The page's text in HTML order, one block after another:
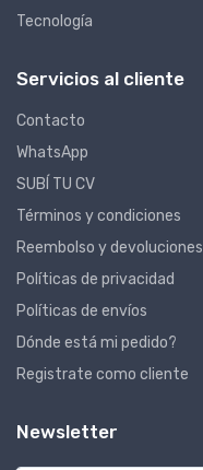
Tecnología
Servicios al cliente
Contacto
WhatsApp
SUBÍ TU CV
Términos y condiciones
Reembolso y devoluciones
Políticas de privacidad
Políticas de envíos
Dónde está mi pedido?
Registrate como cliente
Newsletter